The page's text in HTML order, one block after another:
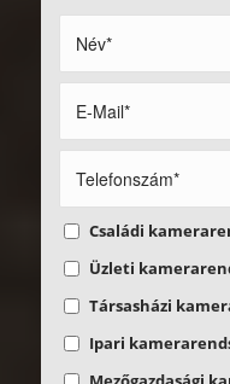
Családi
Üzleti
Ipari